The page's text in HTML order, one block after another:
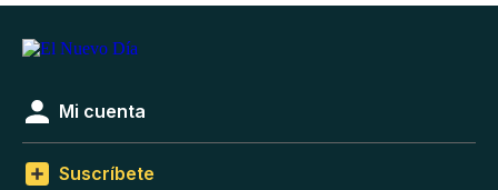
Mi cuenta
Suscríbete